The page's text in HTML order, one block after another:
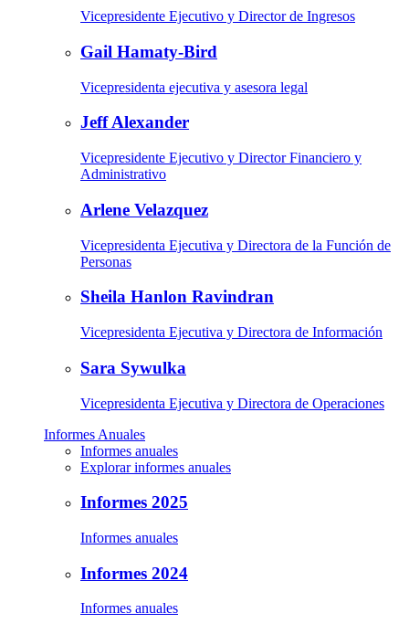
Vicepresidente Ejecutivo y Director de Ingresos
Gail Hamaty-Bird
Vicepresidenta ejecutiva y asesora legal
Jeff Alexander
Vicepresidente Ejecutivo y Director Financiero y
Administrativo
Arlene Velazquez
Vicepresidenta Ejecutiva y Directora de la Función de
Personas
Sheila Hanlon Ravindran
Vicepresidenta Ejecutiva y Directora de Información
Sara Sywulka
Vicepresidenta Ejecutiva y Directora de Operaciones
Informes Anuales
Informes anuales
Explorar informes anuales
Informes 2025
Informes anuales
Informes 2024
Informes anuales